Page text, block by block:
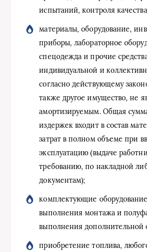
испытаний, контроля
материалы, оборудование,
приборы, лабораторное
спецодежда и прочие
индивидуальной и
согласно действующему
также другое имущество, не
амортизируемым. Общая
издержек входит в состав
затрат в полном объеме при
эксплуатацию (выдаче
требованию, по накладной
документам);
комплектующие
выполнения монтажа и
выполнения дополнительной
приобретение топлива,